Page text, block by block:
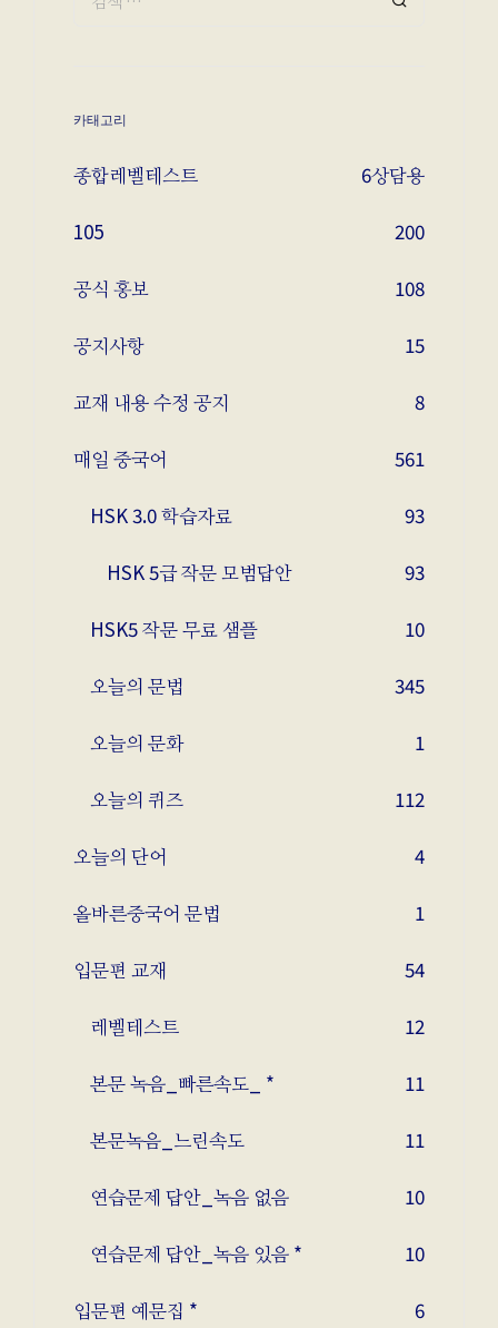
카태고리
상담용
종합레벨테스트 6
105 200
공식 홍보 108
공지사항 15
교재 내용 수정 공지 8
매일 중국어 561
HSK 3.0 학습자료 93
HSK 5급 작문 모범답안 93
HSK5 작문 무료 샘플 10
오늘의 문법 345
오늘의 문화 1
오늘의 퀴즈 112
오늘의 단어 4
올바른중국어 문법 1
입문편 교재 54
레벨테스트 12
본문 녹음_빠른속도_ * 11
본문녹음_느린속도 11
연습문제 답안_녹음 없음 10
연습문제 답안_녹음 있음 * 10
입문편 예문집 * 6